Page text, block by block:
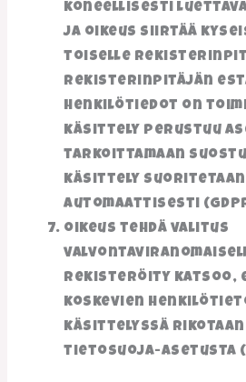
koneellisesti
ja oikeus siirtää
toiselle
rekisterinpitäjän
henkilötiedot on
käsittely perustuu
tarkoittamaan
käsittely suoritetaan
automaattisesti
oikeus tehdä valitus
rekisteröity katsoo,
koskevien
käsittelyssä rikotaan
tietosuoja-asetusta